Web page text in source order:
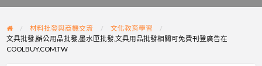
problem
材料批發與商機交流
文化教育學習
文具批發,辦公用品批發,墨水匣批發,文具用品批發相關可免費刊登廣告在
COOLBUY.COM.TW